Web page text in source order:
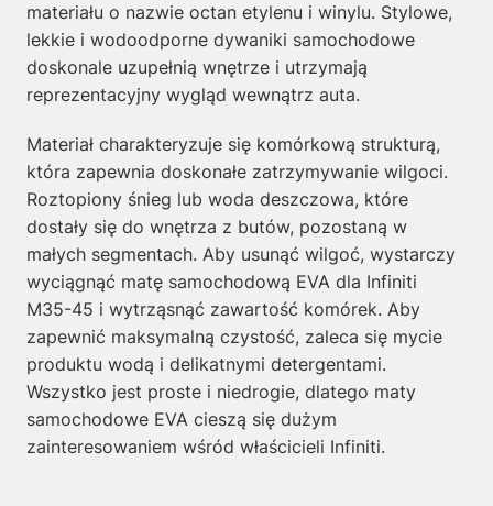
materiału o nazwie octan etylenu i winylu. Stylowe,
lekkie i wodoodporne dywaniki samochodowe
doskonale uzupełnią wnętrze i utrzymają
reprezentacyjny wygląd wewnątrz auta.
Materiał charakteryzuje się komórkową strukturą,
która zapewnia doskonałe zatrzymywanie wilgoci.
Roztopiony śnieg lub woda deszczowa, które
dostały się do wnętrza z butów, pozostaną w
małych segmentach. Aby usunąć wilgoć, wystarczy
wyciągnąć matę samochodową EVA dla Infiniti
M35-45 i wytrząsnąć zawartość komórek. Aby
zapewnić maksymalną czystość, zaleca się mycie
produktu wodą i delikatnymi detergentami.
Wszystko jest proste i niedrogie, dlatego maty
samochodowe EVA cieszą się dużym
zainteresowaniem wśród właścicieli Infiniti.